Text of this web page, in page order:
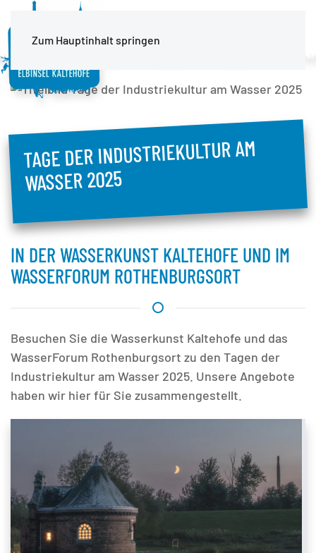
Zum Hauptinhalt springen
TAGE DER INDUSTRIEKULTUR AM
WASSER 2025
IN DER WASSERKUNST KALTEHOFE UND IM
WASSERFORUM ROTHENBURGSORT
Besuchen Sie die Wasserkunst Kaltehofe und das
WasserForum Rothenburgsort zu den Tagen der
Industriekultur am Wasser 2025. Unsere Angebote
haben wir hier für Sie zusammengestellt.